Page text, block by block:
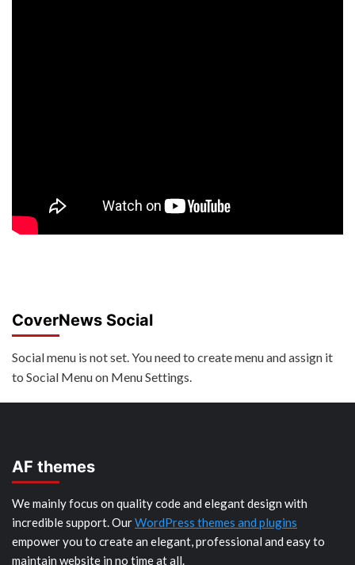
CoverNews Social
Social menu is not set. You need to create menu and assign it
to Social Menu on Menu Settings.
AF themes
We mainly focus on quality code and elegant design with
incredible support. OurWordPress themes and plugins
empower you to create an elegant, professional and easy to
maintain website in no time at all.